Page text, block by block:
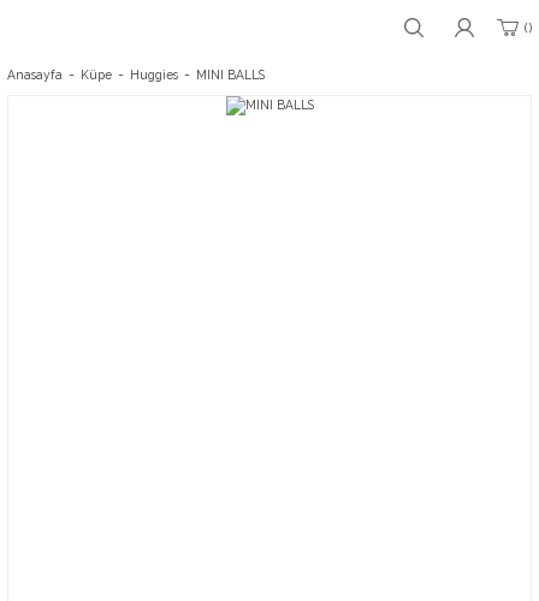
Anasayfa Küpe Huggies MINI BALLS